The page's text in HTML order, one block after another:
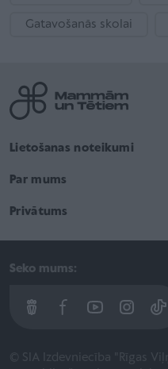
Gatavošanās skolai
Lietošanas noteikumi
Par mums
Privātums
Seko mums:
© SIA Izdevniecība "Rīgas